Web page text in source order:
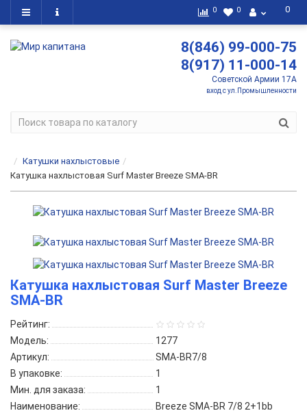
0
0 0
8(846) 99-000-75
8(917) 11-000-14
Советской Армии 17А
вход с ул.Промышленности
Катушки нахлыстовые
Катушка нахлыстовая Surf Master Breeze SMA-BR
Катушка нахлыстовая Surf Master Breeze
SMA-BR
Рейтинг:
Модель:
1277
Артикул:
SMA-BR7/8
В упаковке:
1
Мин. для заказа:
1
Наименование:
Breeze SMA-BR 7/8 2+1bb